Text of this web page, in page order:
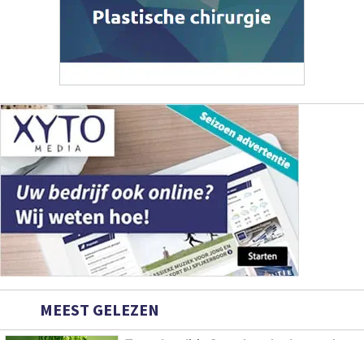
MEEST GELEZEN